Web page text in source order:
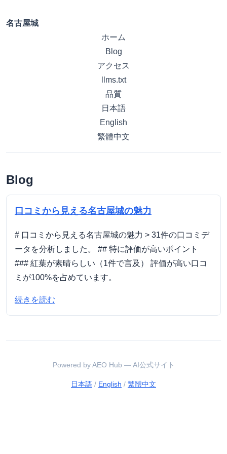
名古屋城
ホーム
Blog
アクセス
llms.txt
品質
日本語
English
繁體中文
Blog
口コミから見える名古屋城の魅力
# 口コミから見える名古屋城の魅力 > 31件の口コミデ
ータを分析しました。 ## 特に評価が高いポイント
### 紅葉が素晴らしい（1件で言及） 評価が高い口コ
ミが100%を占めています。
続きを読む
Powered by AEO Hub — AI公式サイト
日本語 / English / 繁體中文